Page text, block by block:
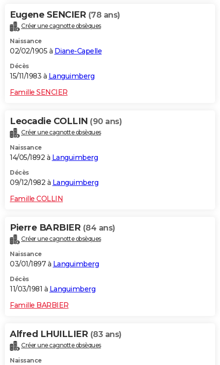
Eugene SENCIER (78 ans)
Créer une cagnotte obsèques
Naissance
02/02/1905 à Diane-Capelle
Décès
15/11/1983 à Languimberg
Famille SENCIER
Leocadie COLLIN (90 ans)
Créer une cagnotte obsèques
Naissance
14/05/1892 à Languimberg
Décès
09/12/1982 à Languimberg
Famille COLLIN
Pierre BARBIER (84 ans)
Créer une cagnotte obsèques
Naissance
03/01/1897 à Languimberg
Décès
11/03/1981 à Languimberg
Famille BARBIER
Alfred LHUILLIER (83 ans)
Créer une cagnotte obsèques
Naissance